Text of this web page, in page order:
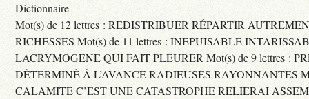
Dictionnaire
Mot(s) de 12 lettres : REDISTRIBUER RÉPARTIR
RICHESSES Mot(s) de 11 lettres : INEPUISABLE
LACRYMOGENE QUI FAIT PLEURER Mot(s) de 9 lettres :
DÉTERMINÉ À L’AVANCE RADIEUSES RAYONNANTES
CALAMITE C’EST UNE CATASTROPHE RELIERAI